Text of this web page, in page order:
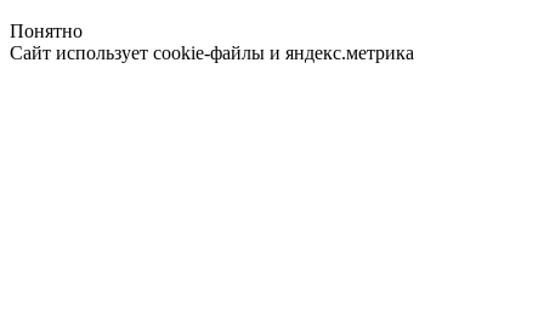
Понятно
Сайт использует cookie-файлы и яндекс.метрика